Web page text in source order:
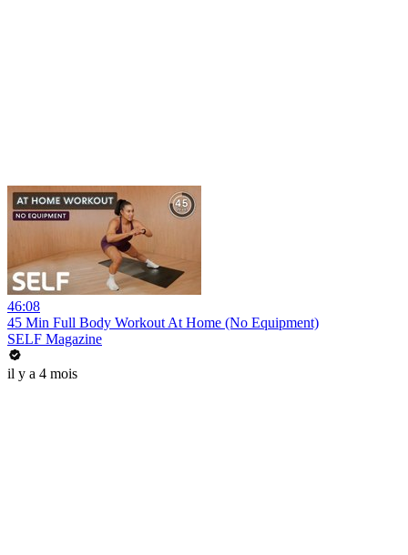
46:08
45 Min Full Body Workout At Home (No Equipment)
SELF Magazine
il y a 4 mois